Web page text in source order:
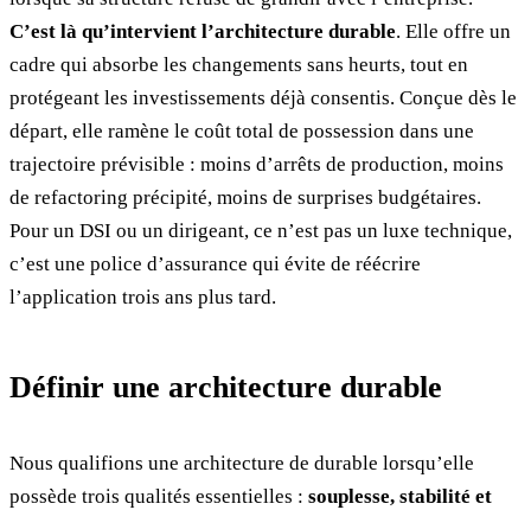
C’est là qu’intervient l’architecture durable. Elle offre un
cadre qui absorbe les changements sans heurts, tout en
protégeant les investissements déjà consentis. Conçue dès le
départ, elle ramène le coût total de possession dans une
trajectoire prévisible : moins d’arrêts de production, moins
de refactoring précipité, moins de surprises budgétaires.
Pour un DSI ou un dirigeant, ce n’est pas un luxe technique,
c’est une police d’assurance qui évite de réécrire
l’application trois ans plus tard.
Définir une architecture durable
Nous qualifions une architecture de durable lorsqu’elle
possède trois qualités essentielles : souplesse, stabilité et